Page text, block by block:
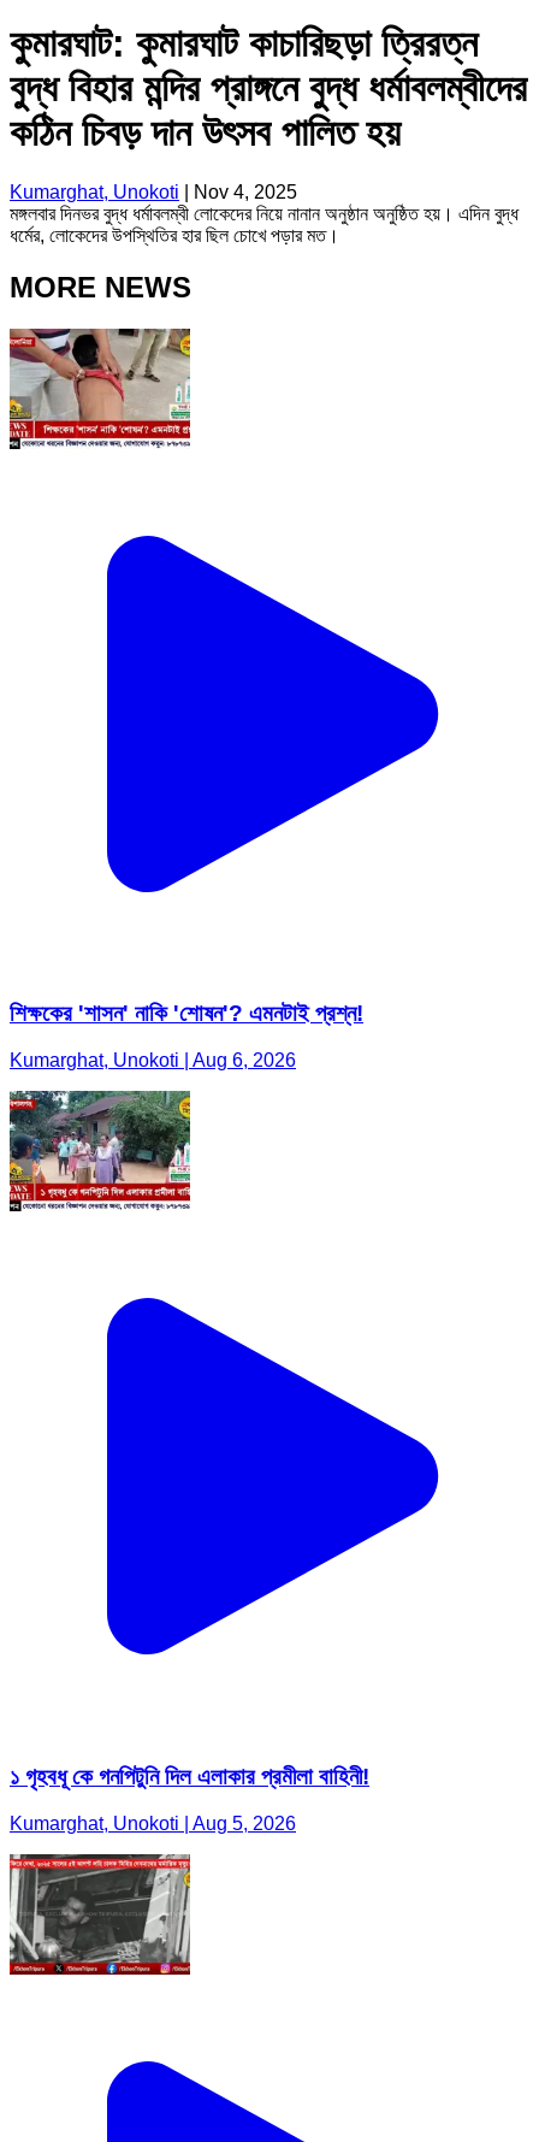
কুমারঘাট: কুমারঘাট কাচারিছড়া ত্রিরত্ন
বুদ্ধ বিহার মন্দির প্রাঙ্গনে বুদ্ধ ধর্মাবলম্বীদের
কঠিন চিবড় দান উৎসব পালিত হয়
Kumarghat, Unokoti
Nov 4, 2025
মঙ্গলবার দিনভর বুদ্ধ ধর্মাবলম্বী লোকেদের নিয়ে নানান অনুষ্ঠান অনুষ্ঠিত হয়। এদিন বুদ্ধ
ধর্মের, লোকেদের উপস্থিতির হার ছিল চোখে পড়ার মত।
MORE NEWS
শিক্ষকের 'শাসন' নাকি 'শোষন'? এমনটাই প্রশ্ন!
Kumarghat, Unokoti | Aug 6, 2026
১ গৃহবধূ কে গনপিটুনি দিল এলাকার প্রমীলা বাহিনী!
Kumarghat, Unokoti | Aug 5, 2026